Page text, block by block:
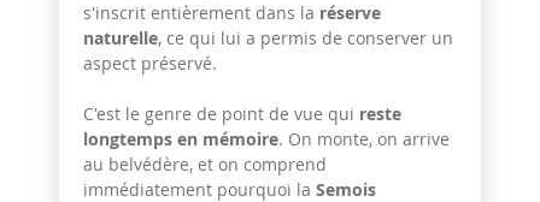
s'inscrit entièrement dans la réserve
naturelle, ce qui lui a permis de conserver un
aspect préservé.
C'est le genre de point de vue qui reste
longtemps en mémoire. On monte, on arrive
au belvédère, et on comprend
immédiatement pourquoi la Semois